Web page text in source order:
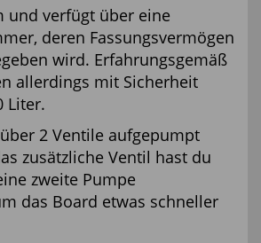
und verfügt über eine
deren Fassungsvermögen
wird. Erfahrungsgemäß
allerdings mit Sicherheit
Liter.
2 Ventile aufgepumpt
zusätzliche Ventil hast du
zweite Pumpe
das Board etwas schneller